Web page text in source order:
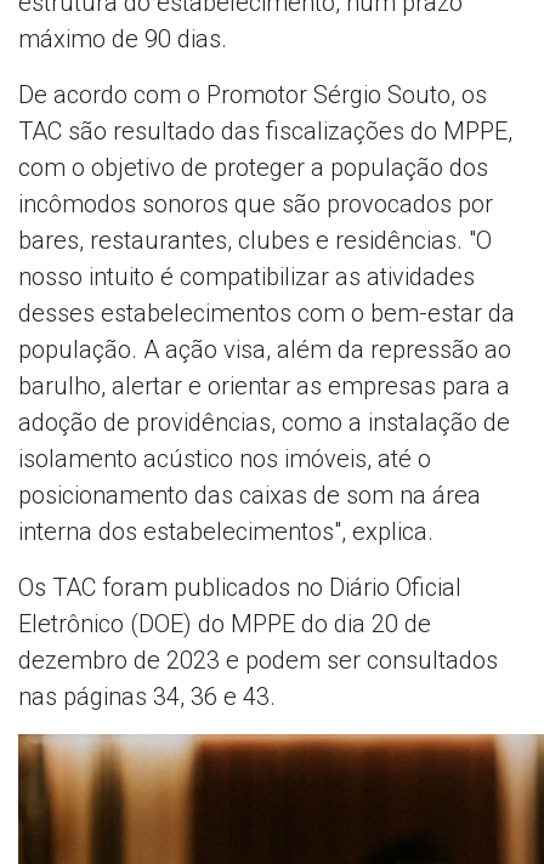
máximo de 90 dias.
De acordo com o Promotor Sérgio Souto, os
TAC são resultado das fiscalizações do MPPE,
com o objetivo de proteger a população dos
incômodos sonoros que são provocados por
bares, restaurantes, clubes e residências. "O
nosso intuito é compatibilizar as atividades
desses estabelecimentos com o bem-estar da
população. A ação visa, além da repressão ao
barulho, alertar e orientar as empresas para a
adoção de providências, como a instalação de
isolamento acústico nos imóveis, até o
posicionamento das caixas de som na área
interna dos estabelecimentos", explica.
Os TAC foram publicados no Diário Oficial
Eletrônico (DOE) do MPPE do dia 20 de
dezembro de 2023 e podem ser consultados
nas páginas 34, 36 e 43.